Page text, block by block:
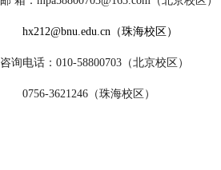
hx212@bnu.edu.cn（珠海校区）
咨询电话：010-58800703（北京校区）
0756-3621246（珠海校区）